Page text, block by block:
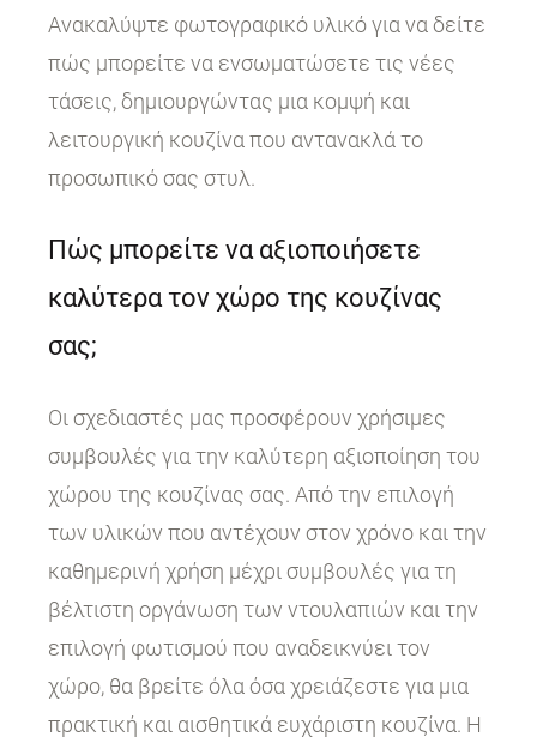
Ανακαλύψτε φωτογραφικό υλικό για να δείτε
πώς μπορείτε να ενσωματώσετε τις νέες
τάσεις, δημιουργώντας μια κομψή και
λειτουργική κουζίνα που αντανακλά το
προσωπικό σας στυλ.
Πώς μπορείτε να αξιοποιήσετε
καλύτερα τον χώρο της κουζίνας
σας;
Οι σχεδιαστές μας προσφέρουν χρήσιμες
συμβουλές για την καλύτερη αξιοποίηση του
χώρου της κουζίνας σας. Από την επιλογή
των υλικών που αντέχουν στον χρόνο και την
καθημερινή χρήση μέχρι συμβουλές για τη
βέλτιστη οργάνωση των ντουλαπιών και την
επιλογή φωτισμού που αναδεικνύει τον
χώρο, θα βρείτε όλα όσα χρειάζεστε για μια
πρακτική και αισθητικά ευχάριστη κουζίνα. Η